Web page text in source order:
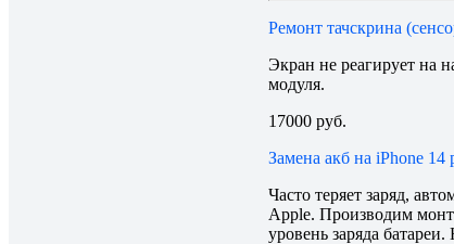
Ремонт тачскрина
Экран не реагирует на
модуля.
17000 руб.
Замена акб на iPhone 14
Часто теряет заряд,
Apple. Производим
уровень заряда